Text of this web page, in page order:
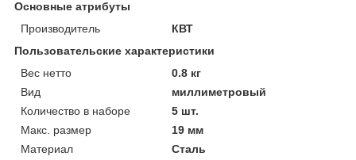
Основные атрибуты
Производитель
КВТ
Пользовательские характеристики
Вес нетто
0.8 кг
Вид
миллиметровый
Количество в наборе
5 шт.
Макс. размер
19 мм
Материал
Сталь